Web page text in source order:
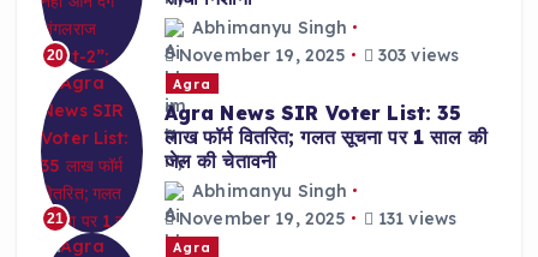
20
Abhimanyu Singh
November 19, 2025
303 views
21
Agra
Agra News SIR Voter List: 35
लाख फॉर्म वितरित; गलत सूचना पर 1 साल की
जेल की चेतावनी
Abhimanyu Singh
November 19, 2025
131 views
Agra